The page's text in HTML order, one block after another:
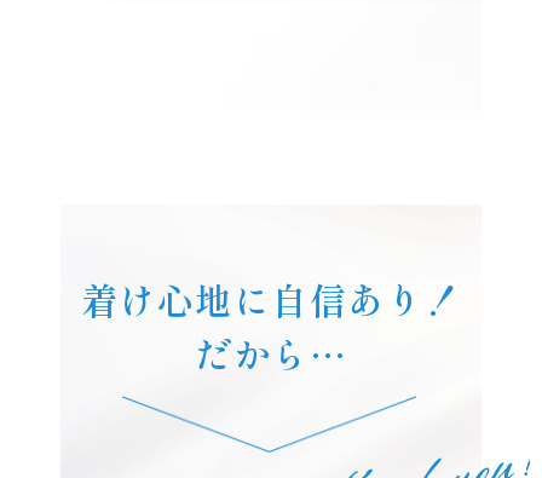
着け心地に自信あり！
だから…